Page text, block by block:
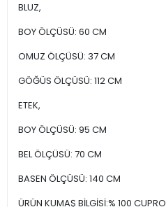
BLUZ,
BOY ÖLÇÜSÜ: 60 CM
OMUZ ÖLÇÜSÜ: 37 CM
GÖĞÜS ÖLÇÜSÜ: 112 CM
ETEK,
BOY ÖLÇÜSÜ: 95 CM
BEL ÖLÇÜSÜ: 70 CM
BASEN ÖLÇÜSÜ: 140 CM
ÜRÜN KUMAŞ BİLGİSİ:% 100 CUPRO